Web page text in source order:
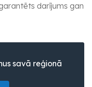
darījums gan
savā reģionā